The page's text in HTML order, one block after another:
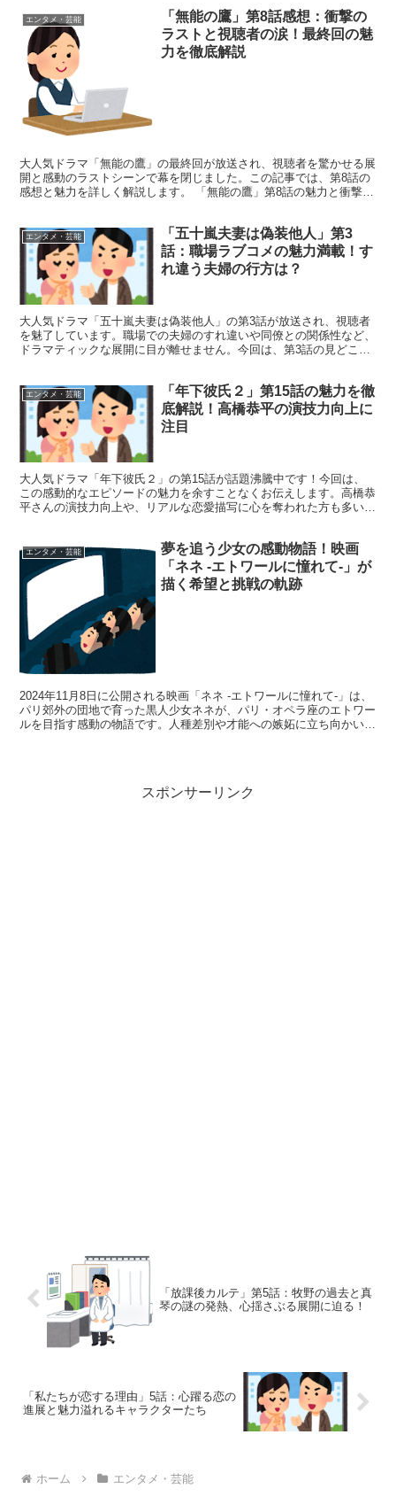
エンタメ・芸能
「無能の鷹」第8話感想：衝撃の
ラストと視聴者の涙！最終回の魅
力を徹底解説
大人気ドラマ「無能の鷹」の最終回が放送され、視聴者を驚かせる展
開と感動のラストシーンで幕を閉じました。この記事では、第8話の
感想と魅力を詳しく解説します。 「無能の鷹」第8話の魅力と衝撃の
エンタメ・芸能
「五十嵐夫妻は偽装他人」第3
話：職場ラブコメの魅力満載！す
れ違う夫婦の行方は？
大人気ドラマ「五十嵐夫妻は偽装他人」の第3話が放送され、視聴者
を魅了しています。職場での夫婦のすれ違いや同僚との関係性など、
ドラマティックな展開に目が離せません。今回は、第3話の見どころ
エンタメ・芸能
「年下彼氏２」第15話の魅力を徹
底解説！高橋恭平の演技力向上に
注目
大人気ドラマ「年下彼氏２」の第15話が話題沸騰中です！今回は、
この感動的なエピソードの魅力を余すことなくお伝えします。高橋恭
平さんの演技力向上や、リアルな恋愛描写に心を奪われた方も多いの
エンタメ・芸能
夢を追う少女の感動物語！映画
「ネネ -エトワールに憧れて-」が
描く希望と挑戦の軌跡
2024年11月8日に公開される映画「ネネ -エトワールに憧れて-」は、
パリ郊外の団地で育った黒人少女ネネが、パリ・オペラ座のエトワー
ルを目指す感動の物語です。人種差別や才能への嫉妬に立ち向かいな
スポンサーリンク
「放課後カルテ」第5話：牧野の過去と真
琴の謎の発熱、心揺さぶる展開に迫る！
「私たちが恋する理由」5話：心躍る恋の
進展と魅力溢れるキャラクターたち
ホーム エンタメ・芸能